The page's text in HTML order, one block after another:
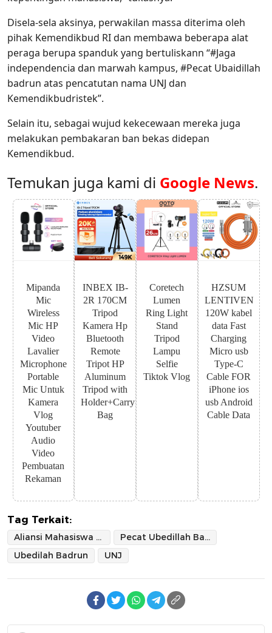
Disela-sela aksinya, perwakilan massa diterima oleh
pihak Kemendikbud RI dan membawa beberapa alat
peraga berupa spanduk yang bertuliskann “#Jaga
independencia dan marwah kampus, #Pecat Ubaidillah
badrun atas pencatutan nama UNJ dan
Kemendikbudristek”.
Selain itu, sebagai wujud kekecewaan mereka juga
melakukan pembakaran ban bekas didepan
Kemendikbud.
Temukan juga kami di Google News.
Mipanda
Mic
Wireless
Mic HP
Video
Lavalier
Microphone
Portable
Mic Untuk
Kamera
Vlog
Youtuber
Audio
Video
Pembuatan
Rekaman
INBEX IB-
2R 170CM
Tripod
Kamera Hp
Bluetooth
Remote
Tripot HP
Aluminum
Tripod with
Holder+Carry
Bag
Coretech
Lumen
Ring Light
Stand
Tripod
Lampu
Selfie
Tiktok Vlog
HZSUM
LENTIVEN
120W kabel
data Fast
Charging
Micro usb
Type-C
Cable FOR
iPhone ios
usb Android
Cable Data
Tag Terkait:
Aliansi Mahasiswa Peduli Kampus
Pecat Ubedillah Badrun
Ubedilah Badrun
UNJ